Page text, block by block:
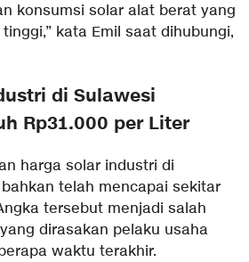
konsumsi solar alat berat yang
kata Emil saat dihubungi,
di Sulawesi
Rp31.000 per Liter
harga solar industri di
telah mencapai sekitar
tersebut menjadi salah
dirasakan pelaku usaha
waktu terakhir.